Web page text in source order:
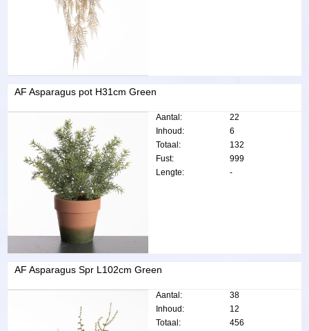
AF Asparagus pot H31cm Green
Aantal:
22
Inhoud:
6
Totaal:
132
Fust:
999
Lengte:
-
AF Asparagus Spr L102cm Green
Aantal:
38
Inhoud:
12
Totaal:
456